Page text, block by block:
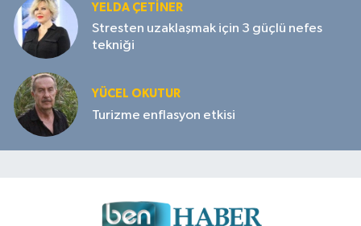
YELDA ÇETİNER
Stresten uzaklaşmak için 3 güçlü nefes
tekniği
YÜCEL OKUTUR
Turizme enflasyon etkisi